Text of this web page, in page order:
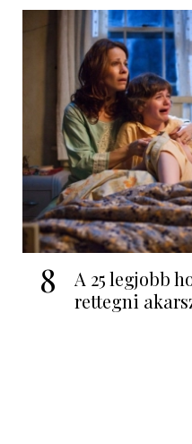
8
A 25 legjobb
rettegni